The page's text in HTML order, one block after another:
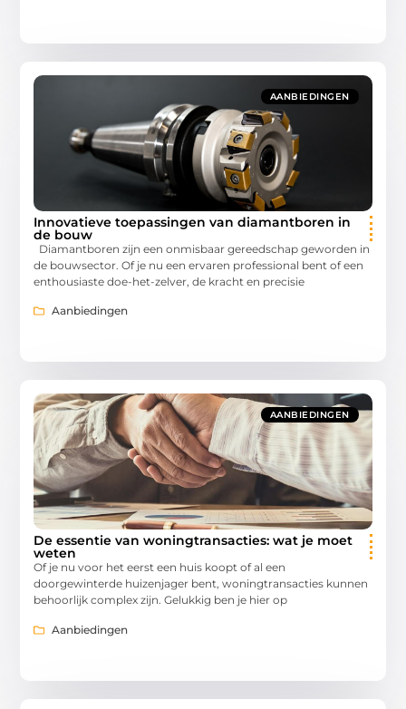
AANBIEDINGEN
Innovatieve toepassingen van diamantboren in
de bouw
Diamantboren zijn een onmisbaar gereedschap geworden in
de bouwsector. Of je nu een ervaren professional bent of een
enthousiaste doe-het-zelver, de kracht en precisie
Aanbiedingen
AANBIEDINGEN
De essentie van woningtransacties: wat je moet
weten
Of je nu voor het eerst een huis koopt of al een
doorgewinterde huizenjager bent, woningtransacties kunnen
behoorlijk complex zijn. Gelukkig ben je hier op
Aanbiedingen